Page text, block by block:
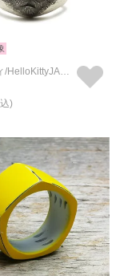
ハローキティ/HelloKittyJAM猫フェイスリング/指輪 サンリオコラボ